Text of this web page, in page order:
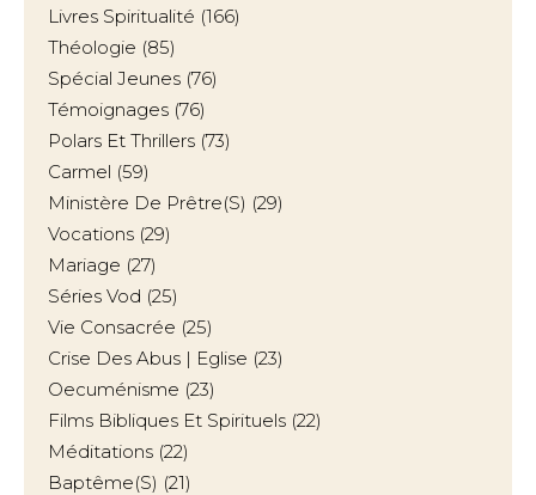
Livres Spiritualité (166)
Théologie (85)
Spécial Jeunes (76)
Témoignages (76)
Polars Et Thrillers (73)
Carmel (59)
Ministère De Prêtre(s) (29)
Vocations (29)
Mariage (27)
Séries Vod (25)
Vie Consacrée (25)
Crise Des Abus | Eglise (23)
Oecuménisme (23)
Films Bibliques Et Spirituels (22)
Méditations (22)
Baptême(s) (21)